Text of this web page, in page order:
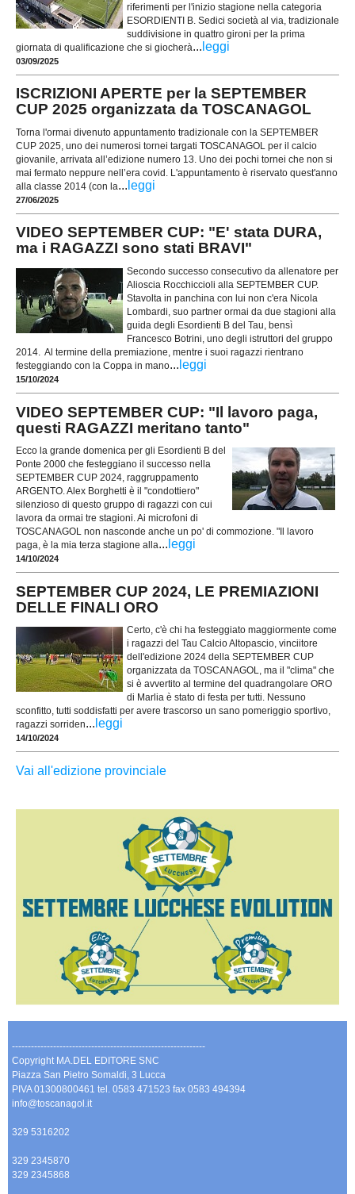
riferimenti per l'inizio stagione nella categoria
ESORDIENTI B. Sedici società al via, tradizionale
suddivisione in quattro gironi per la prima
giornata di qualificazione che si giocherà... leggi
03/09/2025
ISCRIZIONI APERTE per la SEPTEMBER
CUP 2025 organizzata da TOSCANAGOL
Torna l'ormai divenuto appuntamento tradizionale con la SEPTEMBER
CUP 2025, uno dei numerosi tornei targati TOSCANAGOL per il calcio
giovanile, arrivata all’edizione numero 13. Uno dei pochi tornei che non si
mai fermato neppure nell’era covid. L'appuntamento è riservato quest'anno
alla classe 2014 (con la... leggi
27/06/2025
VIDEO SEPTEMBER CUP: "E' stata DURA,
ma i RAGAZZI sono stati BRAVI"
Secondo successo consecutivo da allenatore per
Alioscia Rocchiccioli alla SEPTEMBER CUP.
Stavolta in panchina con lui non c'era Nicola
Lombardi, suo partner ormai da due stagioni alla
guida degli Esordienti B del Tau, bensì
Francesco Botrini, uno degli istruttori del gruppo
2014. Al termine della premiazione, mentre i suoi ragazzi rientrano
festeggiando con la Coppa in mano... leggi
15/10/2024
VIDEO SEPTEMBER CUP: "Il lavoro paga,
questi RAGAZZI meritano tanto"
Ecco la grande domenica per gli Esordienti B del
Ponte 2000 che festeggiano il successo nella
SEPTEMBER CUP 2024, raggruppamento
ARGENTO. Alex Borghetti è il "condottiero"
silenzioso di questo gruppo di ragazzi con cui
lavora da ormai tre stagioni. Ai microfoni di
TOSCANAGOL non nasconde anche un po' di commozione. "Il lavoro
paga, è la mia terza stagione alla... leggi
14/10/2024
SEPTEMBER CUP 2024, LE PREMIAZIONI
DELLE FINALI ORO
Certo, c'è chi ha festeggiato maggiormente come
i ragazzi del Tau Calcio Altopascio, vinciitore
dell'edizione 2024 della SEPTEMBER CUP
organizzata da TOSCANAGOL, ma il "clima" che
si è avvertito al termine del quadrangolare ORO
di Marlia è stato di festa per tutti. Nessuno
sconfitto, tutti soddisfatti per avere trascorso un sano pomeriggio sportivo,
ragazzi sorriden... leggi
14/10/2024
Vai all'edizione provinciale
-------------------------------------------------------------
Copyright MA.DEL EDITORE SNC
Piazza San Pietro Somaldi, 3 Lucca
PIVA 01300800461 tel. 0583 471523 fax 0583 494394
info@toscanagol.it
329 5316202
329 2345870
329 2345868